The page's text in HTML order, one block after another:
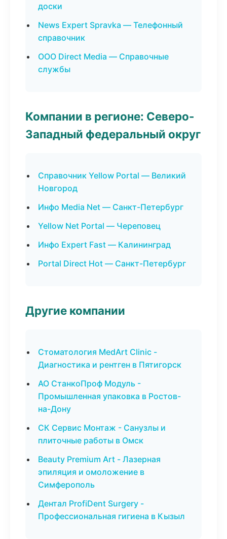
доски
News Expert Spravka — Телефонный
справочник
ООО Direct Media — Справочные
службы
Компании в регионе: Северо-
Западный федеральный округ
Справочник Yellow Portal — Великий
Новгород
Инфо Media Net — Санкт-Петербург
Yellow Net Portal — Череповец
Инфо Expert Fast — Калининград
Portal Direct Hot — Санкт-Петербург
Другие компании
Стоматология MedArt Clinic -
Диагностика и рентген в Пятигорск
АО СтанкоПроф Модуль -
Промышленная упаковка в Ростов-
на-Дону
СК Сервис Монтаж - Санузлы и
плиточные работы в Омск
Beauty Premium Art - Лазерная
эпиляция и омоложение в
Симферополь
Дентал ProfiDent Surgery -
Профессиональная гигиена в Кызыл